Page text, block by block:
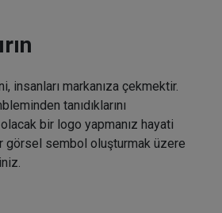
insanları markanıza çekmektir.
tanıdıklarını
olacak bir logo yapmanız hayati
görsel sembol oluşturmak üzere